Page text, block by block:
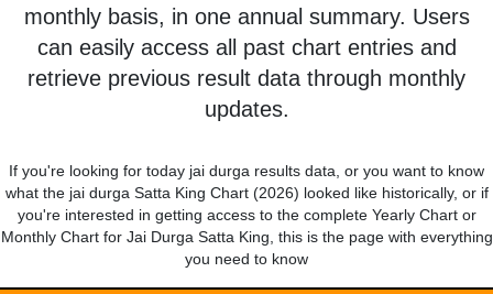
monthly basis, in one annual summary. Users
can easily access all past chart entries and
retrieve previous result data through monthly
updates.
If you're looking for today jai durga results data, or you want to know
what the jai durga Satta King Chart (2026) looked like historically, or if
you're interested in getting access to the complete Yearly Chart or
Monthly Chart for Jai Durga Satta King, this is the page with everything
you need to know